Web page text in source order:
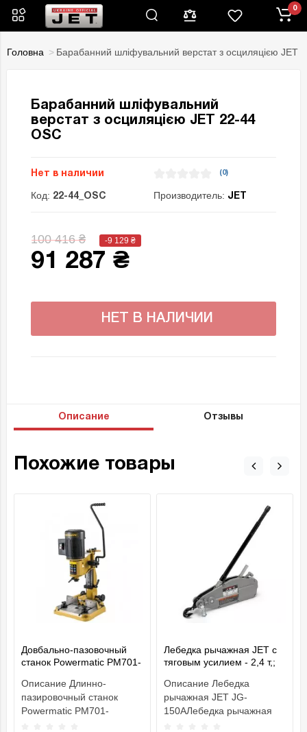
0
Головна Барабанний шліфувальний верстат з осциляцією JET
Барабанний шліфувальний
верстат з осциляцією JET 22-44
OSC
Нет в наличии (0)
Код: 22-44_OSC Производитель: JET
100 416 ₴ -9 129 ₴
91 287 ₴
НЕТ В НАЛИЧИИ
Описание Отзывы
Похожие товары
Довбально-пазовочный
станок Powermatic PM701-
Описание Длинно-
пазировочный станок
Powermatic PM701-
Лебедка рычажная JET с
тяговым усилием - 2,4 т,;
разм.- 545х 260х 90мм
Описание Лебедка
рычажная JET JG-
150AЛебедка рычажная